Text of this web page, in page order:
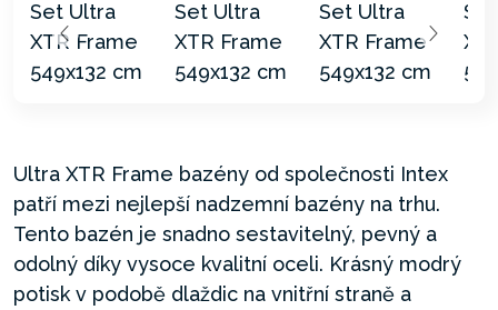
Ultra XTR Frame bazény od společnosti Intex
patří mezi nejlepší nadzemní bazény na trhu.
Tento bazén je snadno sestavitelný, pevný a
odolný díky vysoce kvalitní oceli. Krásný modrý
potisk v podobě dlaždic na vnitřní straně a